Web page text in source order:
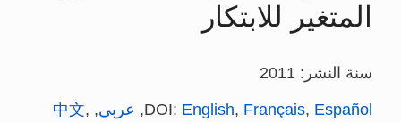
المتغير للابتكار
سنة النشر: 2011
DOI: English, Français, Español
, عربي,
中文,